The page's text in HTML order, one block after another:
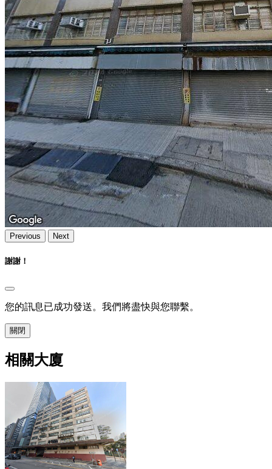
Previous Next
謝謝！
您的訊息已成功發送。我們將盡快與您聯繫。
關閉
相關大廈